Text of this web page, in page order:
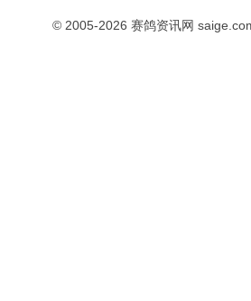
© 2005-2026 赛鸽资讯网